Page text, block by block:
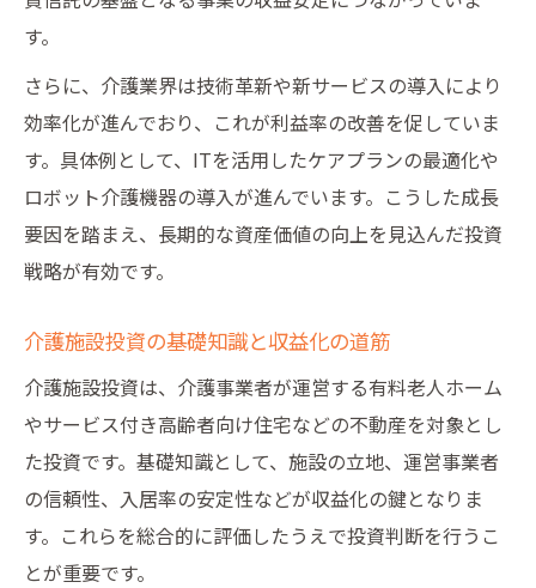
す。
さらに、介護業界は技術革新や新サービスの導入により
効率化が進んでおり、これが利益率の改善を促していま
す。具体例として、ITを活用したケアプランの最適化や
ロボット介護機器の導入が進んでいます。こうした成長
要因を踏まえ、長期的な資産価値の向上を見込んだ投資
戦略が有効です。
介護施設投資の基礎知識と収益化の道筋
介護施設投資は、介護事業者が運営する有料老人ホーム
やサービス付き高齢者向け住宅などの不動産を対象とし
た投資です。基礎知識として、施設の立地、運営事業者
の信頼性、入居率の安定性などが収益化の鍵となりま
す。これらを総合的に評価したうえで投資判断を行うこ
とが重要です。